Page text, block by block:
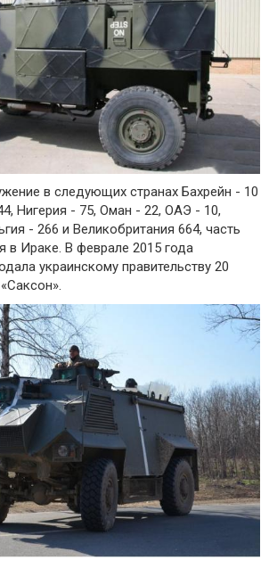
в следующих странах Бахрейн - 10
Нигерия - 75, Оман - 22, ОАЭ - 10,
- 266 и Великобритания 664, часть
в Ираке. В феврале 2015 года
украинскому правительству 20